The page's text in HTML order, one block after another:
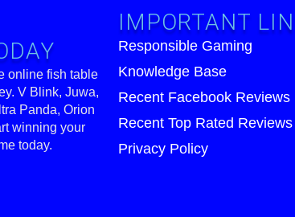
online fish table
V Blink, Juwa,
Panda, Orion
winning your
today.
IMPORTANT
Responsible Gaming
Knowledge Base
Recent Facebook Reviews
Recent Top Rated Reviews
Privacy Policy